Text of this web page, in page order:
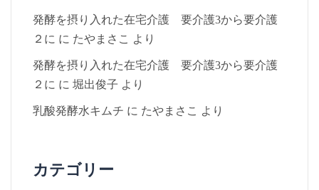
発酵を摂り入れた在宅介護 要介護3から要介護
２に に たやまさこ より
発酵を摂り入れた在宅介護 要介護3から要介護
２に に 堀出俊子 より
乳酸発酵水キムチ に たやまさこ より
カテゴリー